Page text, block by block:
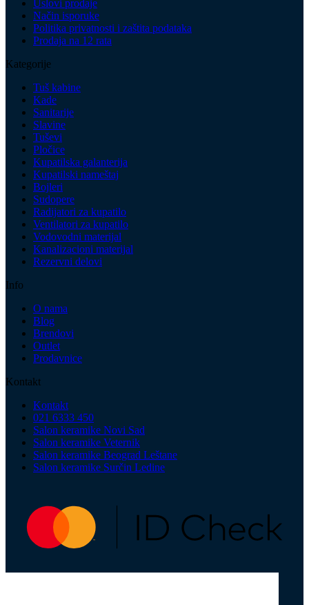
Uslovi prodaje
Način isporuke
Politika privatnosti i zaštita podataka
Prodaja na 12 rata
Kategorije
Tuš kabine
Kade
Sanitarije
Slavine
Tuševi
Pločice
Kupatilska galanterija
Kupatilski nameštaj
Bojleri
Sudopere
Radijatori za kupatilo
Ventilatori za kupatilo
Vodovodni materijal
Kanalizacioni materijal
Rezervni delovi
Info
O nama
Blog
Brendovi
Outlet
Prodavnice
Kontakt
Kontakt
021 6333 450
Salon keramike Novi Sad
Salon keramike Veternik
Salon keramike Beograd Leštane
Salon keramike Surčin Ledine